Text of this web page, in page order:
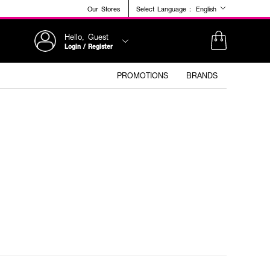
Our Stores Select Language : English
Hello, Guest
Login / Register
PROMOTIONS BRANDS